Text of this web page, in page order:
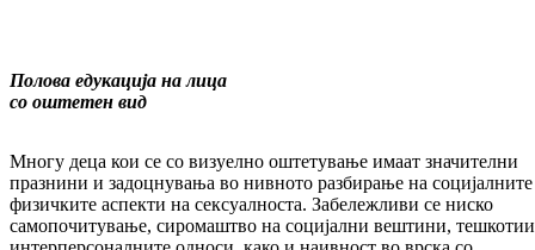
Полова едукација на лица
со оштетен вид
Многу деца кои се со визуелно оштетување имаат значителни
празнини и задоцнувања во нивното разбирање на
физичките аспекти на сексуалноста. Забележливи се ниско
самопочитување, сиромаштво на социјални вештини,